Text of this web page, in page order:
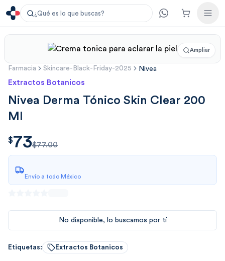
¿Qué es lo que buscas?
Ampliar
Farmacia Skincare-Black-Friday-2025 Nivea
Extractos Botanicos
Nivea Derma Tónico Skin Clear 200
Ml
$73.00
$73$77.00
Envío a todo México
No disponible, lo buscamos por tí
Etiquetas: Extractos Botanicos